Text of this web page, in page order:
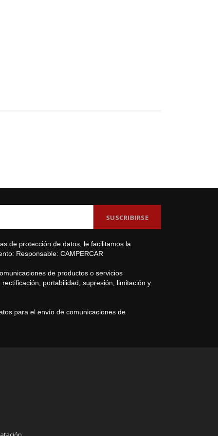
de protección de datos, le facilitamos la
Responsable: CAMPERCAR
de productos o servicios
portabilidad, supresión, limitación y
para el envío de comunicaciones de